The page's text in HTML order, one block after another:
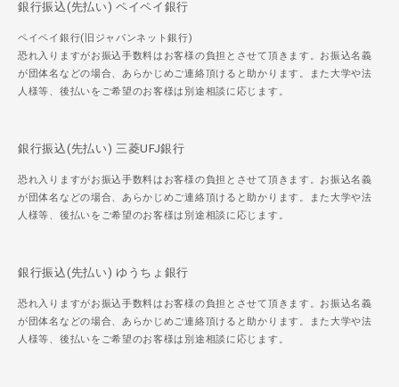
銀行振込(先払い) ペイペイ銀行
ペイペイ銀行(旧ジャパンネット銀行)
恐れ入りますがお振込手数料はお客様の負担とさせて頂きます。お振込名義
が団体名などの場合、あらかじめご連絡頂けると助かります。また大学や法
人様等、後払いをご希望のお客様は別途相談に応じます。
銀行振込(先払い) 三菱UFJ銀行
恐れ入りますがお振込手数料はお客様の負担とさせて頂きます。お振込名義
が団体名などの場合、あらかじめご連絡頂けると助かります。また大学や法
人様等、後払いをご希望のお客様は別途相談に応じます。
銀行振込(先払い) ゆうちょ銀行
恐れ入りますがお振込手数料はお客様の負担とさせて頂きます。お振込名義
が団体名などの場合、あらかじめご連絡頂けると助かります。また大学や法
人様等、後払いをご希望のお客様は別途相談に応じます。